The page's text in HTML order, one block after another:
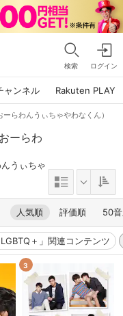
検索 ログイン
ャンネル Rakuten PLAY
らわんうぃちゃやわなくん）
ーらわ
うぃちゃ
人気順 評価順 50
＋」関連コンテンツ
3